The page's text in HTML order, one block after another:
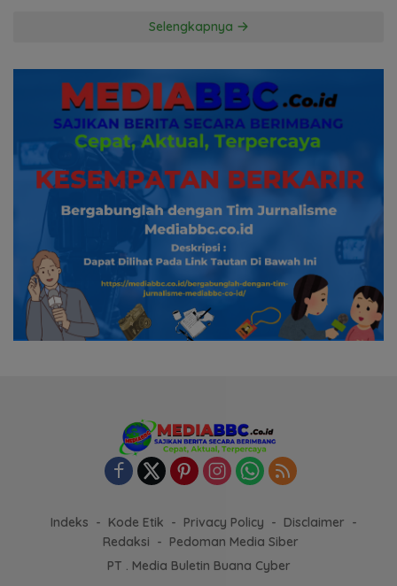
Selengkapnya
Indeks Kode Etik Privacy Policy
Disclaimer
Redaksi
Pedoman Media Siber
PT . Media Buletin Buana Cyber